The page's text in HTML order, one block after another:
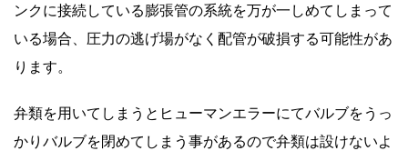
ンクに接続している膨張管の系統を万が一しめてしまって
いる場合、圧力の逃げ場がなく配管が破損する可能性があ
ります。
弁類を用いてしまうとヒューマンエラーにてバルブをうっ
かりバルブを閉めてしまう事があるので弁類は設けないよ